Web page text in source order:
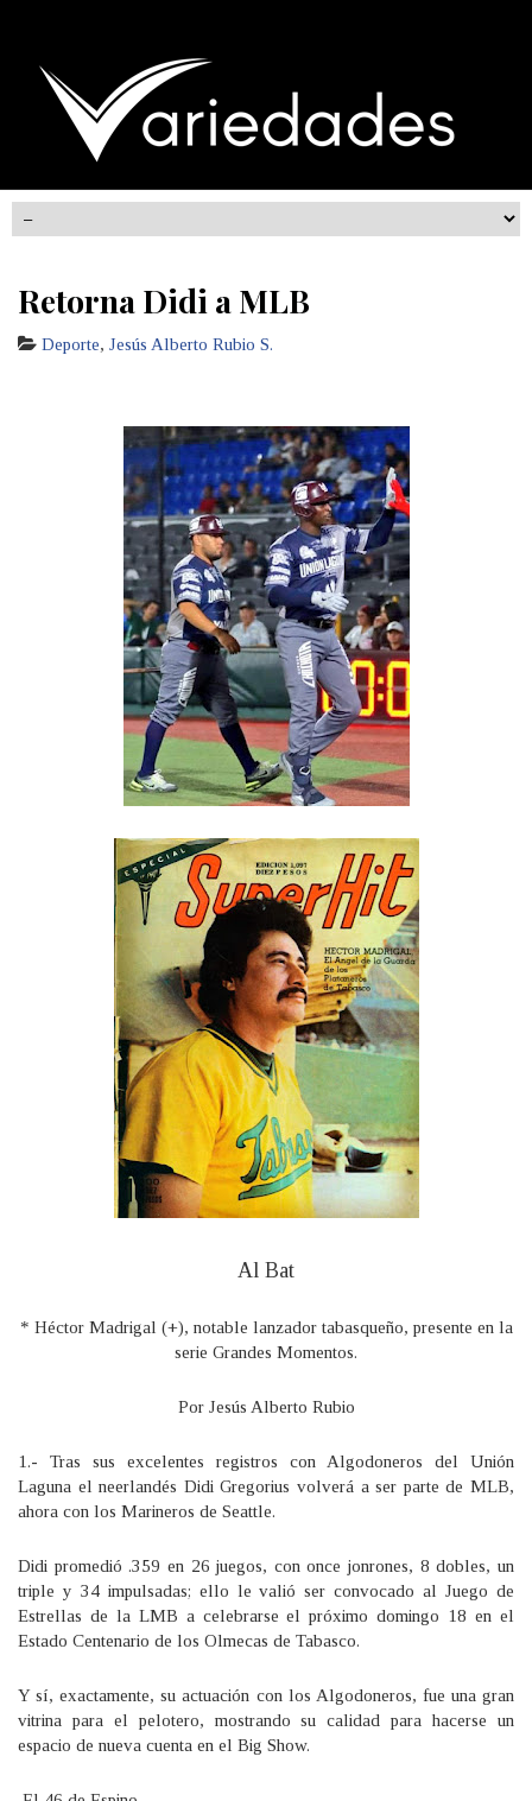
Retorna Didi a MLB
Deporte, Jesús Alberto Rubio S.
Al Bat
* Héctor Madrigal (+), notable lanzador tabasqueño, presente en la
serie Grandes Momentos.
Por Jesús Alberto Rubio
1.- Tras sus excelentes registros con Algodoneros del Unión
Laguna el neerlandés Didi Gregorius volverá a ser parte de MLB,
ahora con los Marineros de Seattle.
Didi promedió .359 en 26 juegos, con once jonrones, 8 dobles, un
triple y 34 impulsadas; ello le valió ser convocado al Juego de
Estrellas de la LMB a celebrarse el próximo domingo 18 en el
Estado Centenario de los Olmecas de Tabasco.
Y sí, exactamente, su actuación con los Algodoneros, fue una gran
vitrina para el pelotero, mostrando su calidad para hacerse un
espacio de nueva cuenta en el Big Show.